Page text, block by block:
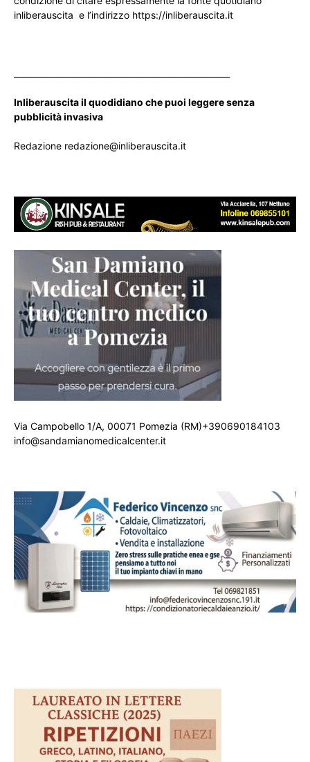
inliberauscita e l’indirizzo https://inliberauscita.it
Inliberauscita il quodidiano che puoi leggere senza
pubblicità invasiva
Redazione redazione@inliberauscita.it
Via Campobello 1/A, 00071 Pomezia (RM)+390690184103
info@sandamianomedicalcenter.it